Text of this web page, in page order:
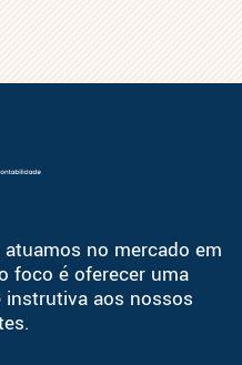
atuamos no mercado em
foco é oferecer uma
aos nossos